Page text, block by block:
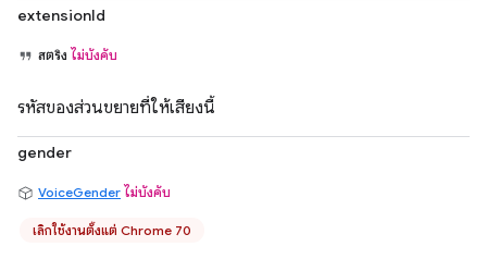
extensionId
สตริง ไม่บังคับ
รหัสของส่วนขยายที่ให้เสียงนี้
gender
VoiceGender ไม่บังคับ
เลิกใช้งานตั้งแต่ Chrome 70